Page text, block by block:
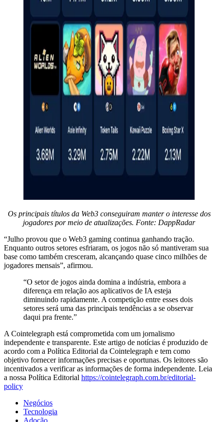
Os principais títulos da Web3 conseguiram manter o interesse dos
jogadores por meio de atualizações. Fonte: DappRadar
“Julho provou que o Web3 gaming continua ganhando tração.
Enquanto outros setores esfriaram, os jogos não só mantiveram sua
base como também cresceram, alcançando quase cinco milhões de
jogadores mensais”, afirmou.
“O setor de jogos ainda domina a indústria, embora a
diferença em relação aos aplicativos de IA esteja
diminuindo rapidamente. A competição entre esses dois
setores será uma das principais tendências a se observar
daqui pra frente.”
A Cointelegraph está comprometida com um jornalismo
independente e transparente. Este artigo de notícias é produzido de
acordo com a Política Editorial da Cointelegraph e tem como
objetivo fornecer informações precisas e oportunas. Os leitores são
incentivados a verificar as informações de forma independente. Leia
a nossa Política Editorial https://cointelegraph.com.br/editorial-
policy
Negócios
Tecnologia